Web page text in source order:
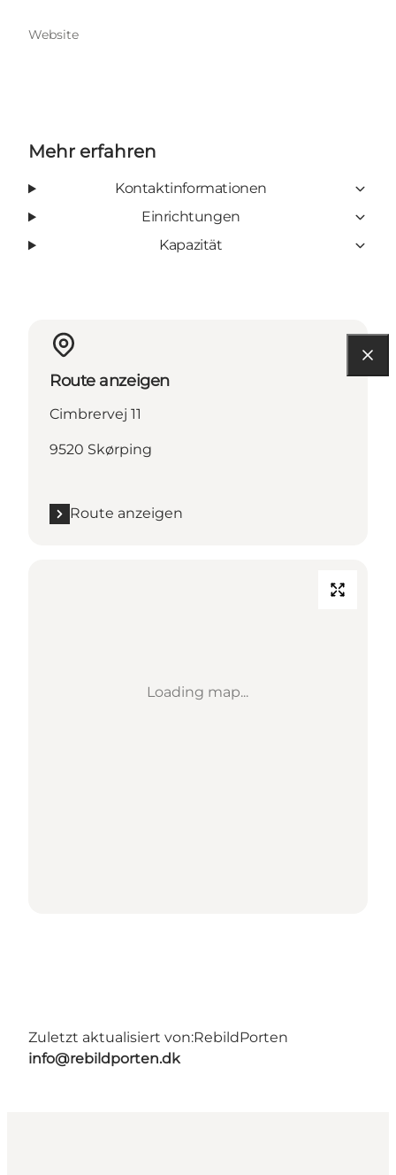
Website
Mehr erfahren
Kontaktinformationen
Einrichtungen
Kapazität
Route anzeigen
Cimbrervej 11
9520 Skørping
Route anzeigen
Loading map...
Zuletzt aktualisiert von:RebildPorten
info@rebildporten.dk